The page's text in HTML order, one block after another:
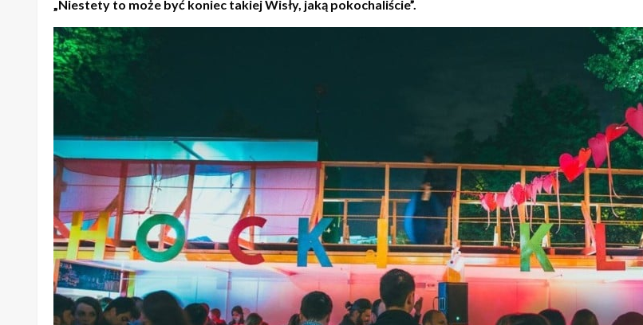
„Niestety to może być koniec takiej Wisły, jaką pokochaliście”.